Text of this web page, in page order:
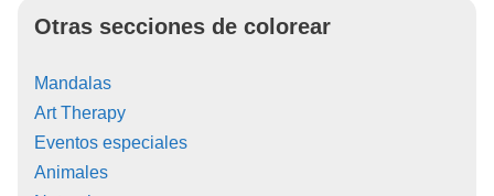
Otras secciones de colorear
Mandalas
Art Therapy
Eventos especiales
Animales